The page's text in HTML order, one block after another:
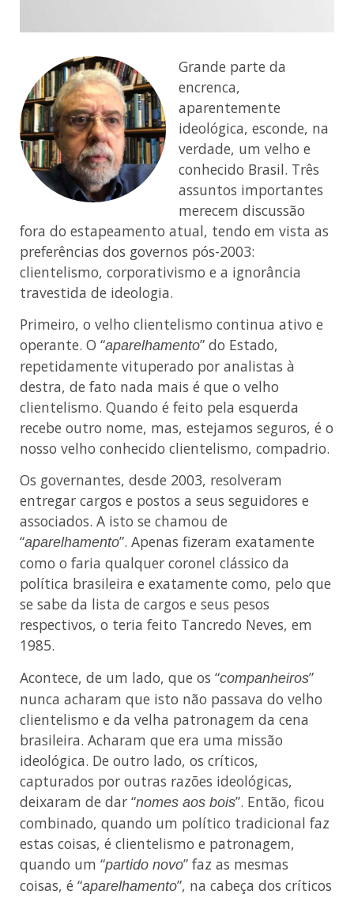
Grande parte da
encrenca,
aparentemente
ideológica, esconde, na
verdade, um velho e
conhecido Brasil. Três
assuntos importantes
merecem discussão
fora do estapeamento atual, tendo em vista as
preferências dos governos pós-2003:
clientelismo, corporativismo e a ignorância
travestida de ideologia.
Primeiro, o velho clientelismo continua ativo e
operante. O “aparelhamento” do Estado,
repetidamente vituperado por analistas à
destra, de fato nada mais é que o velho
clientelismo. Quando é feito pela esquerda
recebe outro nome, mas, estejamos seguros, é o
nosso velho conhecido clientelismo, compadrio.
Os governantes, desde 2003, resolveram
entregar cargos e postos a seus seguidores e
associados. A isto se chamou de
“aparelhamento”. Apenas fizeram exatamente
como o faria qualquer coronel clássico da
política brasileira e exatamente como, pelo que
se sabe da lista de cargos e seus pesos
respectivos, o teria feito Tancredo Neves, em
1985.
Acontece, de um lado, que os “companheiros”
nunca acharam que isto não passava do velho
clientelismo e da velha patronagem da cena
brasileira. Acharam que era uma missão
ideológica. De outro lado, os críticos,
capturados por outras razões ideológicas,
deixaram de dar “nomes aos bois”. Então, ficou
combinado, quando um político tradicional faz
estas coisas, é clientelismo e patronagem,
quando um “partido novo” faz as mesmas
coisas, é “aparelhamento”, na cabeça dos críticos